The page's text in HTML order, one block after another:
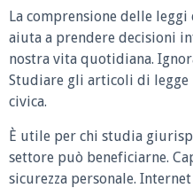
La comprensione delle
aiuta a prendere decisioni
nostra vita quotidiana.
Studiare gli articoli di legge
civica.
È utile per chi studia
settore può beneficiarne.
sicurezza personale.